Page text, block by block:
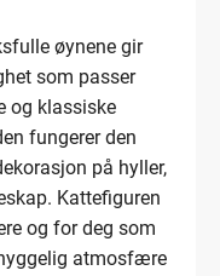
øynene gir
som passer
og klassiske
fungerer den
på hyller,
Kattefiguren
og for deg som
atmosfære